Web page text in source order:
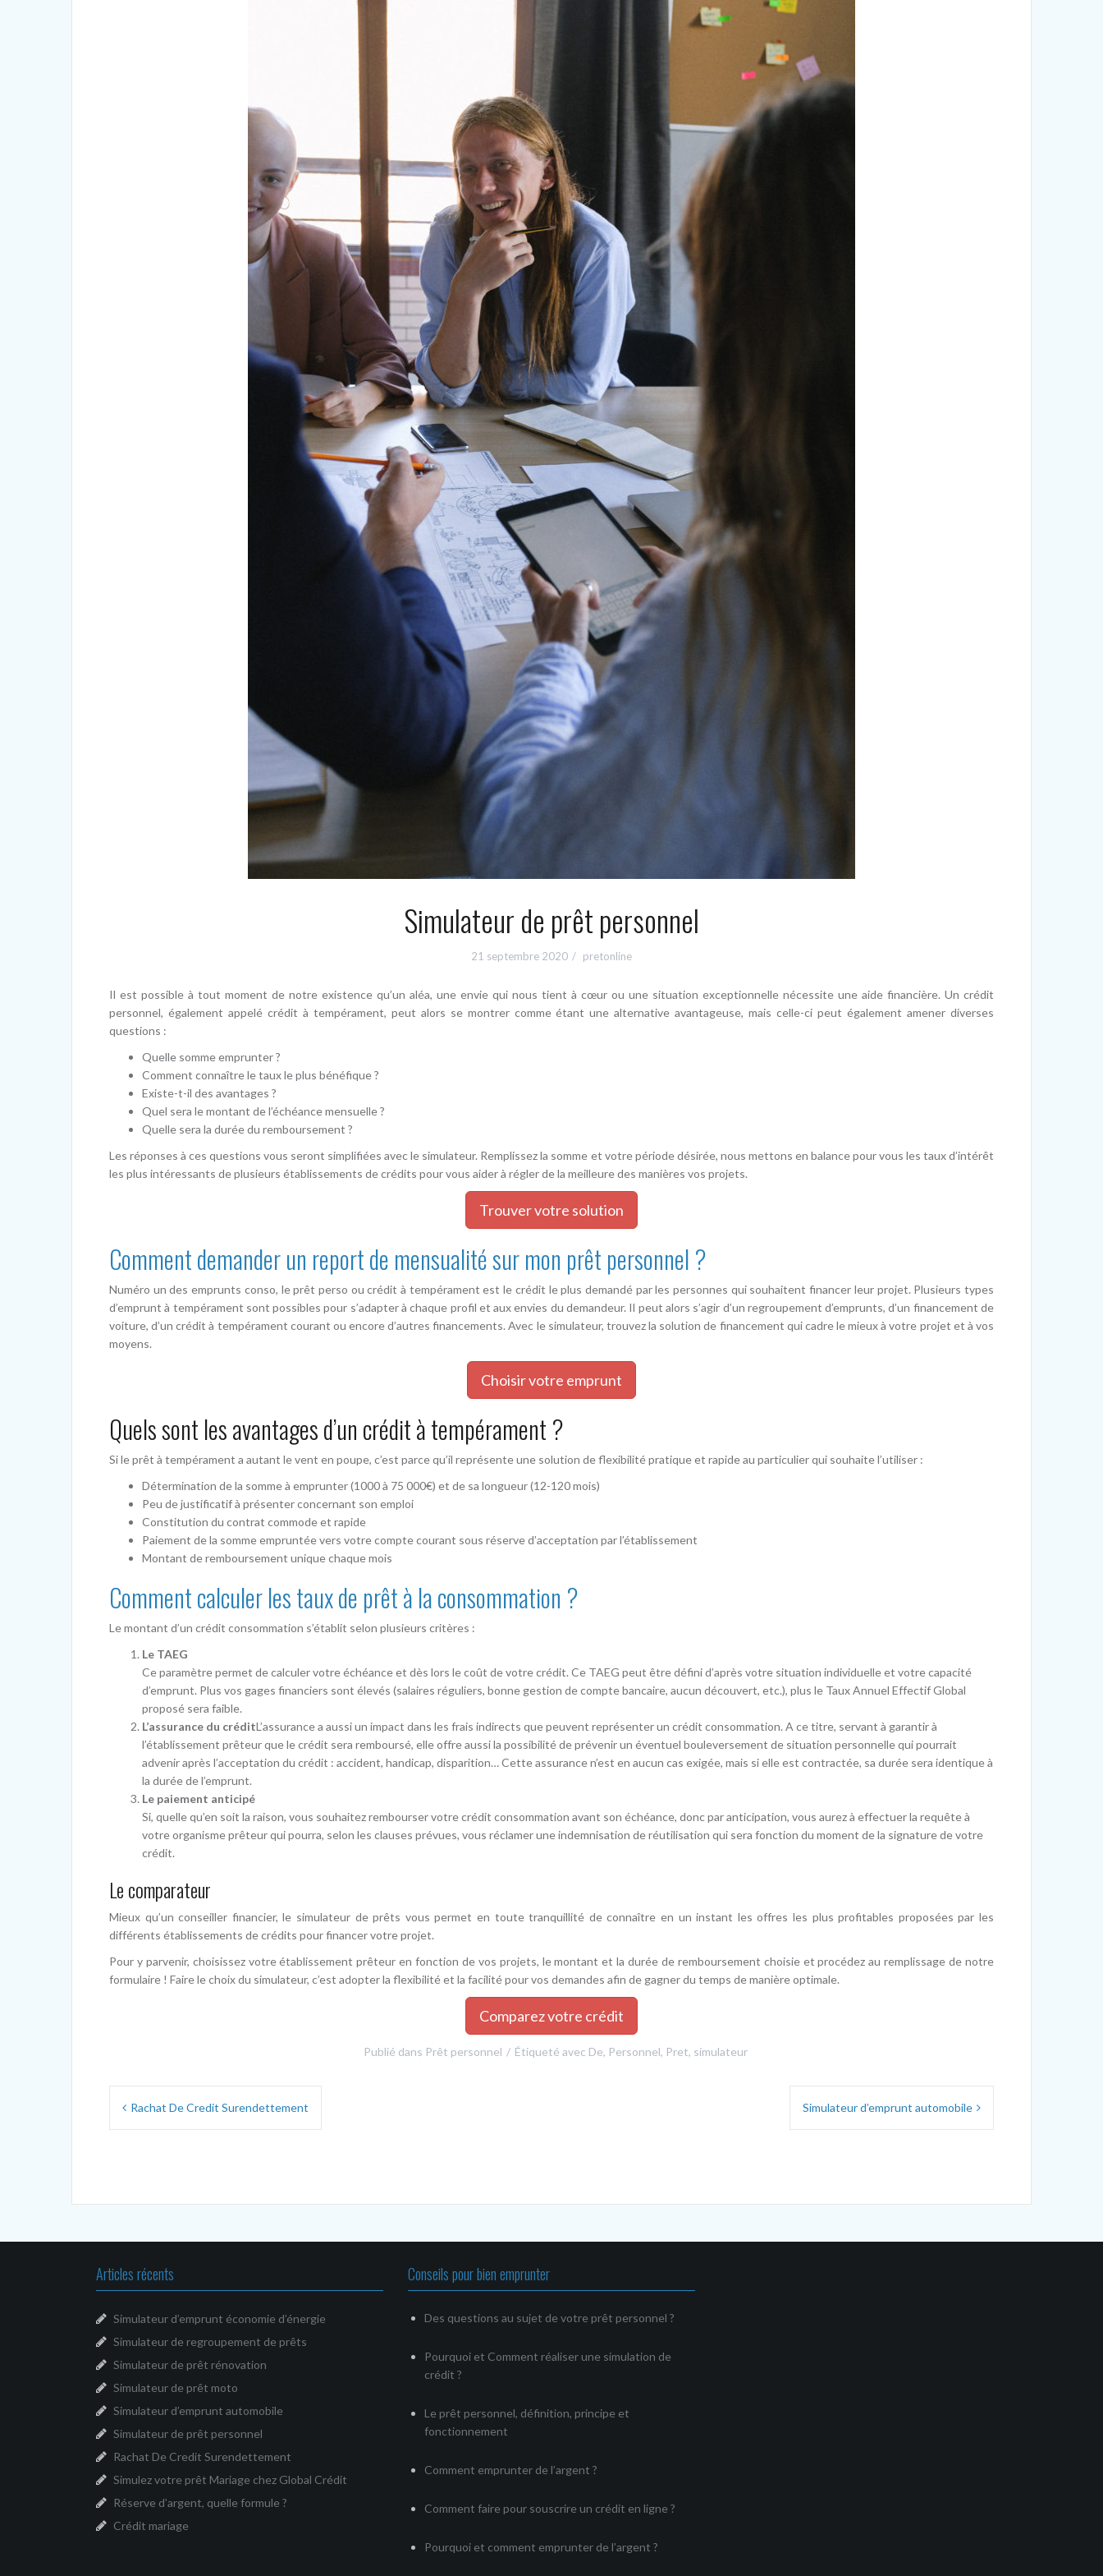
Simulateur de prêt personnel
21 septembre 2020 pretonline
Il est possible à tout moment de notre existence qu’un aléa, une envie qui nous tient à cœur ou une situation exceptionnelle nécessite une aide financière. Un crédit
personnel, également appelé crédit à tempérament, peut alors se montrer comme étant une alternative avantageuse, mais celle-ci peut également amener diverses
questions :
Quelle somme emprunter ?
Comment connaître le taux le plus bénéfique ?
Existe-t-il des avantages ?
Quel sera le montant de l’échéance mensuelle ?
Quelle sera la durée du remboursement ?
Les réponses à ces questions vous seront simplifiées avec le simulateur. Remplissez la somme et votre période désirée, nous mettons en balance pour vous les taux d’intérêt
les plus intéressants de plusieurs établissements de crédits pour vous aider à régler de la meilleure des manières vos projets.
Trouver votre solution
Comment demander un report de mensualité sur mon prêt personnel ?
Numéro un des emprunts conso, le prêt perso ou crédit à tempérament est le crédit le plus demandé par les personnes qui souhaitent financer leur projet. Plusieurs types
d’emprunt à tempérament sont possibles pour s’adapter à chaque profil et aux envies du demandeur. Il peut alors s’agir d’un regroupement d’emprunts, d’un financement de
voiture, d’un crédit à tempérament courant ou encore d’autres financements. Avec le simulateur, trouvez la solution de financement qui cadre le mieux à votre projet et à vos
moyens.
Choisir votre emprunt
Quels sont les avantages d’un crédit à tempérament ?
Si le prêt à tempérament a autant le vent en poupe, c’est parce qu’il représente une solution de flexibilité pratique et rapide au particulier qui souhaite l’utiliser :
Détermination de la somme à emprunter (1000 à 75 000€) et de sa longueur (12-120 mois)
Peu de justificatif à présenter concernant son emploi
Constitution du contrat commode et rapide
Paiement de la somme empruntée vers votre compte courant sous réserve d’acceptation par l’établissement
Montant de remboursement unique chaque mois
Comment calculer les taux de prêt à la consommation ?
Le montant d’un crédit consommation s’établit selon plusieurs critères :
Le TAEG
Ce paramètre permet de calculer votre échéance et dès lors le coût de votre crédit. Ce TAEG peut être défini d’après votre situation individuelle et votre capacité
d’emprunt. Plus vos gages financiers sont élevés (salaires réguliers, bonne gestion de compte bancaire, aucun découvert, etc.), plus le Taux Annuel Effectif Global
proposé sera faible.
L’assurance du créditL’assurance a aussi un impact dans les frais indirects que peuvent représenter un crédit consommation. A ce titre, servant à garantir à
l’établissement prêteur que le crédit sera remboursé, elle offre aussi la possibilité de prévenir un éventuel bouleversement de situation personnelle qui pourrait
advenir après l’acceptation du crédit : accident, handicap, disparition… Cette assurance n’est en aucun cas exigée, mais si elle est contractée, sa durée sera identique à
la durée de l’emprunt.
Le paiement anticipé
Si, quelle qu’en soit la raison, vous souhaitez rembourser votre crédit consommation avant son échéance, donc par anticipation, vous aurez à effectuer la requête à
votre organisme prêteur qui pourra, selon les clauses prévues, vous réclamer une indemnisation de réutilisation qui sera fonction du moment de la signature de votre
crédit.
Le comparateur
Mieux qu’un conseiller financier, le simulateur de prêts vous permet en toute tranquillité de connaître en un instant les offres les plus profitables proposées par les
différents établissements de crédits pour financer votre projet.
Pour y parvenir, choisissez votre établissement prêteur en fonction de vos projets, le montant et la durée de remboursement choisie et procédez au remplissage de notre
formulaire ! Faire le choix du simulateur, c’est adopter la flexibilité et la facilité pour vos demandes afin de gagner du temps de manière optimale.
Comparez votre crédit
Publié dans Prêt personnel Étiqueté avec De, Personnel, Pret, simulateur
Navigation
Rachat De Credit Surendettement Simulateur d’emprunt automobile
Articles récents
Simulateur d’emprunt économie d’énergie
Simulateur de regroupement de prêts
Simulateur de prêt rénovation
Simulateur de prêt moto
Simulateur d’emprunt automobile
Simulateur de prêt personnel
Rachat De Credit Surendettement
Simulez votre prêt Mariage chez Global Crédit
Réserve d’argent, quelle formule ?
Crédit mariage
Conseils pour bien emprunter
Des questions au sujet de votre prêt personnel ?
Pourquoi et Comment réaliser une simulation de
crédit ?
Le prêt personnel, définition, principe et
fonctionnement
Comment emprunter de l’argent ?
Comment faire pour souscrire un crédit en ligne ?
Pourquoi et comment emprunter de l’argent ?